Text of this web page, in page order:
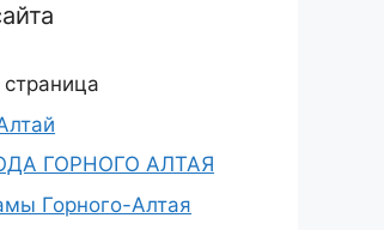
ГОРНОГО АЛТАЯ
Горного-Алтая